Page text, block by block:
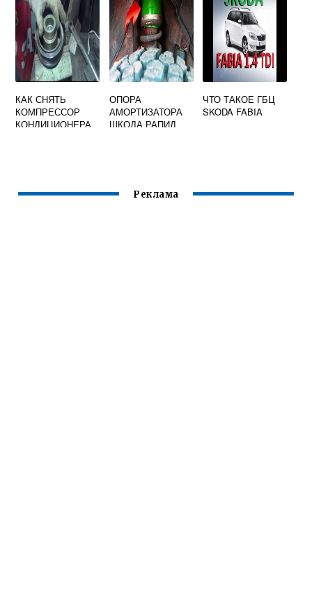
КАК СНЯТЬ
КОМПРЕССОР
КОНДИЦИОНЕРА
ОПОРА
АМОРТИЗАТОРА
ШКОДА РАПИД
ЧТО ТАКОЕ ГБЦ
SKODA FABIA
Реклама